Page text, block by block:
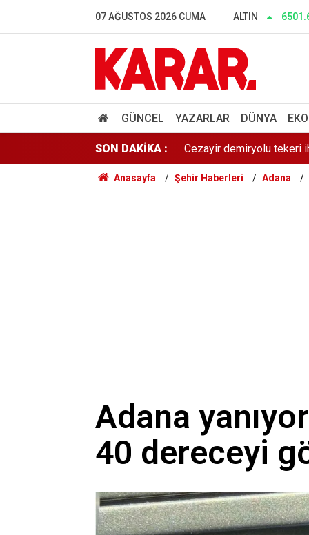
07 AĞUSTOS 2026 CUMA ALTIN
GÜNCEL YAZARLAR DÜNYA
SON DAKİKA :
Dalgıçlar bile işin
Tahliye edilen
Cezayir demiryolu tekeri
Günaydın YENİ Parti
Çerçeve yasa sonrası
Anasayfa Şehir Haberleri Adana
Adana
40 dereceyi